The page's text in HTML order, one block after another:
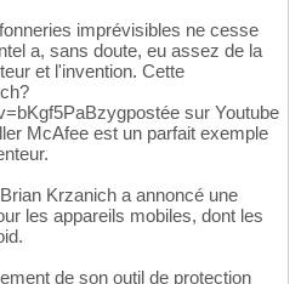
imprévisibles ne cesse
a, sans doute, eu assez de la
et l'invention. Cette
sur Youtube
McAfee est un parfait exemple
Krzanich a annoncé une
les appareils mobiles, dont les
de son outil de protection